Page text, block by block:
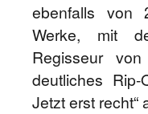
ebenfalls von
Werke, mit
Regisseur
deutliches
Jetzt erst recht“